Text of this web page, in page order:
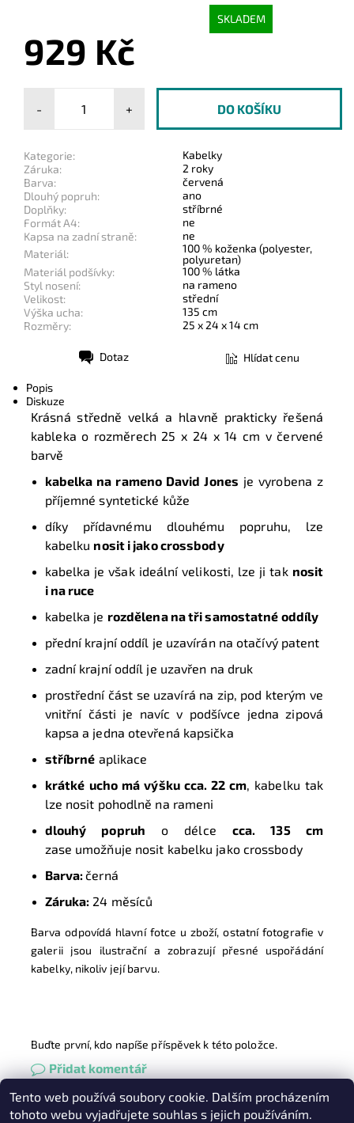
SKLADEM
929 Kč
- +
Kategorie:
Kabelky
Záruka:
2 roky
Barva:
červená
Dlouhý popruh:
ano
Doplňky:
stříbrné
Formát A4:
ne
Kapsa na zadní straně:
ne
Materiál:
100 % koženka (polyester,
polyuretan)
Materiál podšívky:
100 % látka
Styl nosení:
na rameno
Velikost:
střední
Výška ucha:
135 cm
Rozměry:
25 x 24 x 14 cm
Dotaz Hlídat cenu
Popis
Diskuze
Krásná středně velká a hlavně prakticky řešená
kableka o rozměrech 25 x 24 x 14 cm v červené
barvě
kabelka na rameno David Jones je vyrobena z
příjemné syntetické kůže
díky přídavnému dlouhému popruhu, lze
kabelku nosit i jako crossbody
kabelka je však ideální velikosti, lze ji tak nosit
i na ruce
kabelka je rozdělena na tři samostatné oddíly
přední krajní oddíl je uzavírán na otačívý patent
zadní krajní oddíl je uzavřen na druk
prostřední část se uzavírá na zip, pod kterým ve
vnitřní části je navíc v podšívce jedna zipová
kapsa a jedna otevřená kapsička
stříbrné aplikace
krátké ucho má výšku cca. 22 cm, kabelku tak
lze nosit pohodlně na rameni
dlouhý popruh o délce cca. 135 cm
zase umožňuje nosit kabelku jako crossbody
Barva:černá
Záruka: 24 měsíců
Barva odpovídá hlavní fotce u zboží, ostatní fotografie v
galerii jsou ilustrační a zobrazují přesné uspořádání
kabelky, nikoliv její barvu.
Buďte první, kdo napíše příspěvek k této položce.
Přidat komentář
Heureka.cz | Zboží.cz Oázakabelek
Tento web používá soubory cookie. Dalším procházením
tohoto webu vyjadřujete souhlas s jejich používáním.